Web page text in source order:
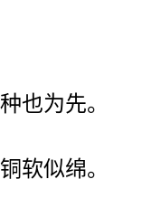
也为先。
软似绵。